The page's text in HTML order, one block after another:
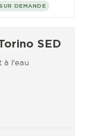
DEMANDE
SED
à l'eau